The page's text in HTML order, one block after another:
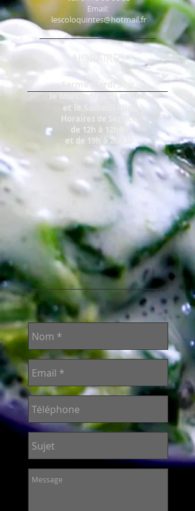
Email:
lescoloquintes@hotmail.fr
HORAIRES
Fermé Mardi Soir
le Mercredi Midi et Soir,
et le Samedi Midi
Horaires de Service
de 12h à 12h45
et de 19h à 20H30